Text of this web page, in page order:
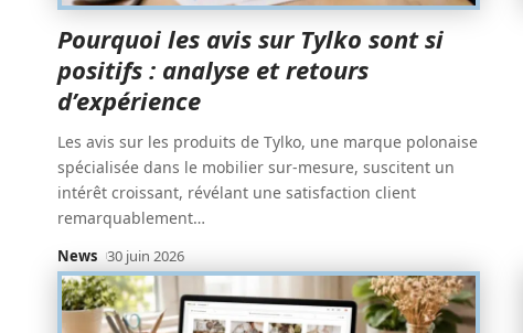
Pourquoi les avis sur Tylko sont si
positifs : analyse et retours
d’expérience
Les avis sur les produits de Tylko, une marque polonaise
spécialisée dans le mobilier sur-mesure, suscitent un
intérêt croissant, révélant une satisfaction client
remarquablement…
News 30 juin 2026